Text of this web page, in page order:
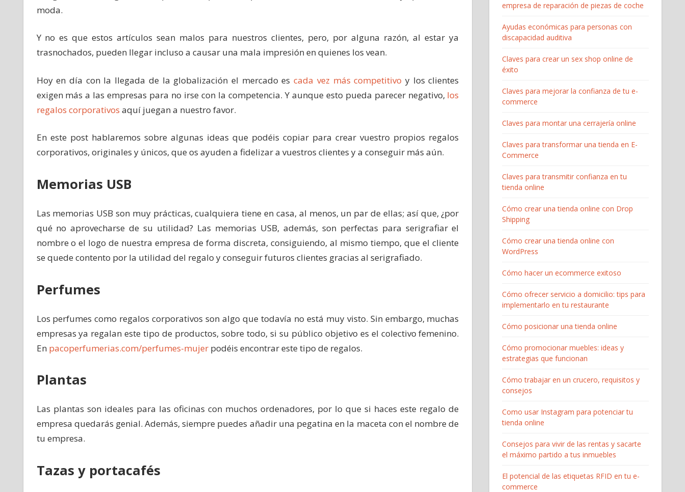
moda.
Y no es que estos artículos sean malos para nuestros clientes, pero, por alguna razón, al estar ya
trasnochados, pueden llegar incluso a causar una mala impresión en quienes los vean.
Hoy en día con la llegada de la globalización el mercado escada vez más competitivo y los clientes
exigen más a las empresas para no irse con la competencia. Y aunque esto pueda parecer negativo, los
regalos corporativos aquí juegan a nuestro favor.
En este post hablaremos sobre algunas ideas que podéis copiar para crear vuestro propios regalos
corporativos, originales y únicos, que os ayuden a fidelizar a vuestros clientes y a conseguir más aún.
Memorias USB
Las memorias USB son muy prácticas, cualquiera tiene en casa, al menos, un par de ellas; así que, ¿por
qué no aprovecharse de su utilidad? Las memorias USB, además, son perfectas para serigrafiar el
nombre o el logo de nuestra empresa de forma discreta, consiguiendo, al mismo tiempo, que el cliente
se quede contento por la utilidad del regalo y conseguir futuros clientes gracias al serigrafiado.
Perfumes
Los perfumes como regalos corporativos son algo que todavía no está muy visto. Sin embargo, muchas
empresas ya regalan este tipo de productos, sobre todo, si su público objetivo es el colectivo femenino.
En pacoperfumerias.com/perfumes-mujerpodéis encontrar este tipo de regalos.
Plantas
Las plantas son ideales para las oficinas con muchos ordenadores, por lo que si haces este regalo de
empresa quedarás genial. Además, siempre puedes añadir una pegatina en la maceta con el nombre de
tu empresa.
Tazas y portacafés
empresa de reparación de piezas de coche
Ayudas económicas para personas con
discapacidad auditiva
Claves para crear un sex shop online de
éxito
Claves para mejorar la confianza de tu e-
commerce
Claves para montar una cerrajería online
Claves para transformar una tienda en E-
Commerce
Claves para transmitir confianza en tu
tienda online
Cómo crear una tienda online con Drop
Shipping
Cómo crear una tienda online con
WordPress
Cómo hacer un ecommerce exitoso
Cómo ofrecer servicio a domicilio: tips para
implementarlo en tu restaurante
Cómo posicionar una tienda online
Cómo promocionar muebles: ideas y
estrategias que funcionan
Cómo trabajar en un crucero, requisitos y
consejos
Como usar Instagram para potenciar tu
tienda online
Consejos para vivir de las rentas y sacarte
el máximo partido a tus inmuebles
El potencial de las etiquetas RFID en tu e-
commerce